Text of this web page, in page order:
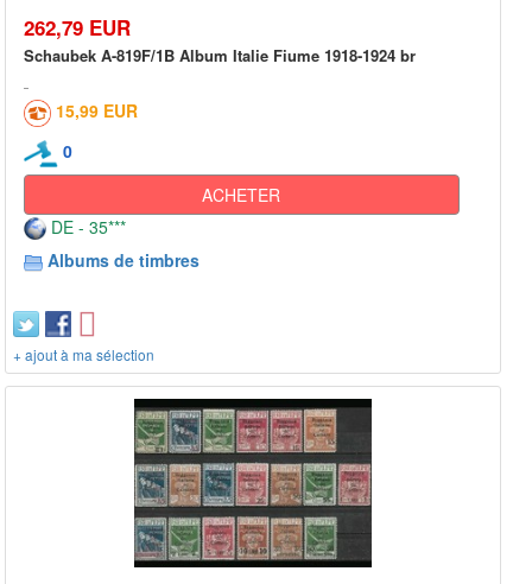
262,79 EUR
Schaubek A-819F/1B Album Italie Fiume 1918-1924 br
15,99 EUR
0
ACHETER
DE - 35***
Albums de timbres
+ ajout à ma sélection